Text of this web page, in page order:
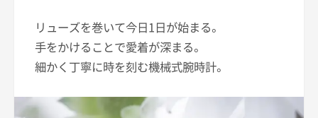
リューズを巻いて今日1日が始まる。
手をかけることで愛着が深まる。
細かく丁寧に時を刻む機械式腕時計。